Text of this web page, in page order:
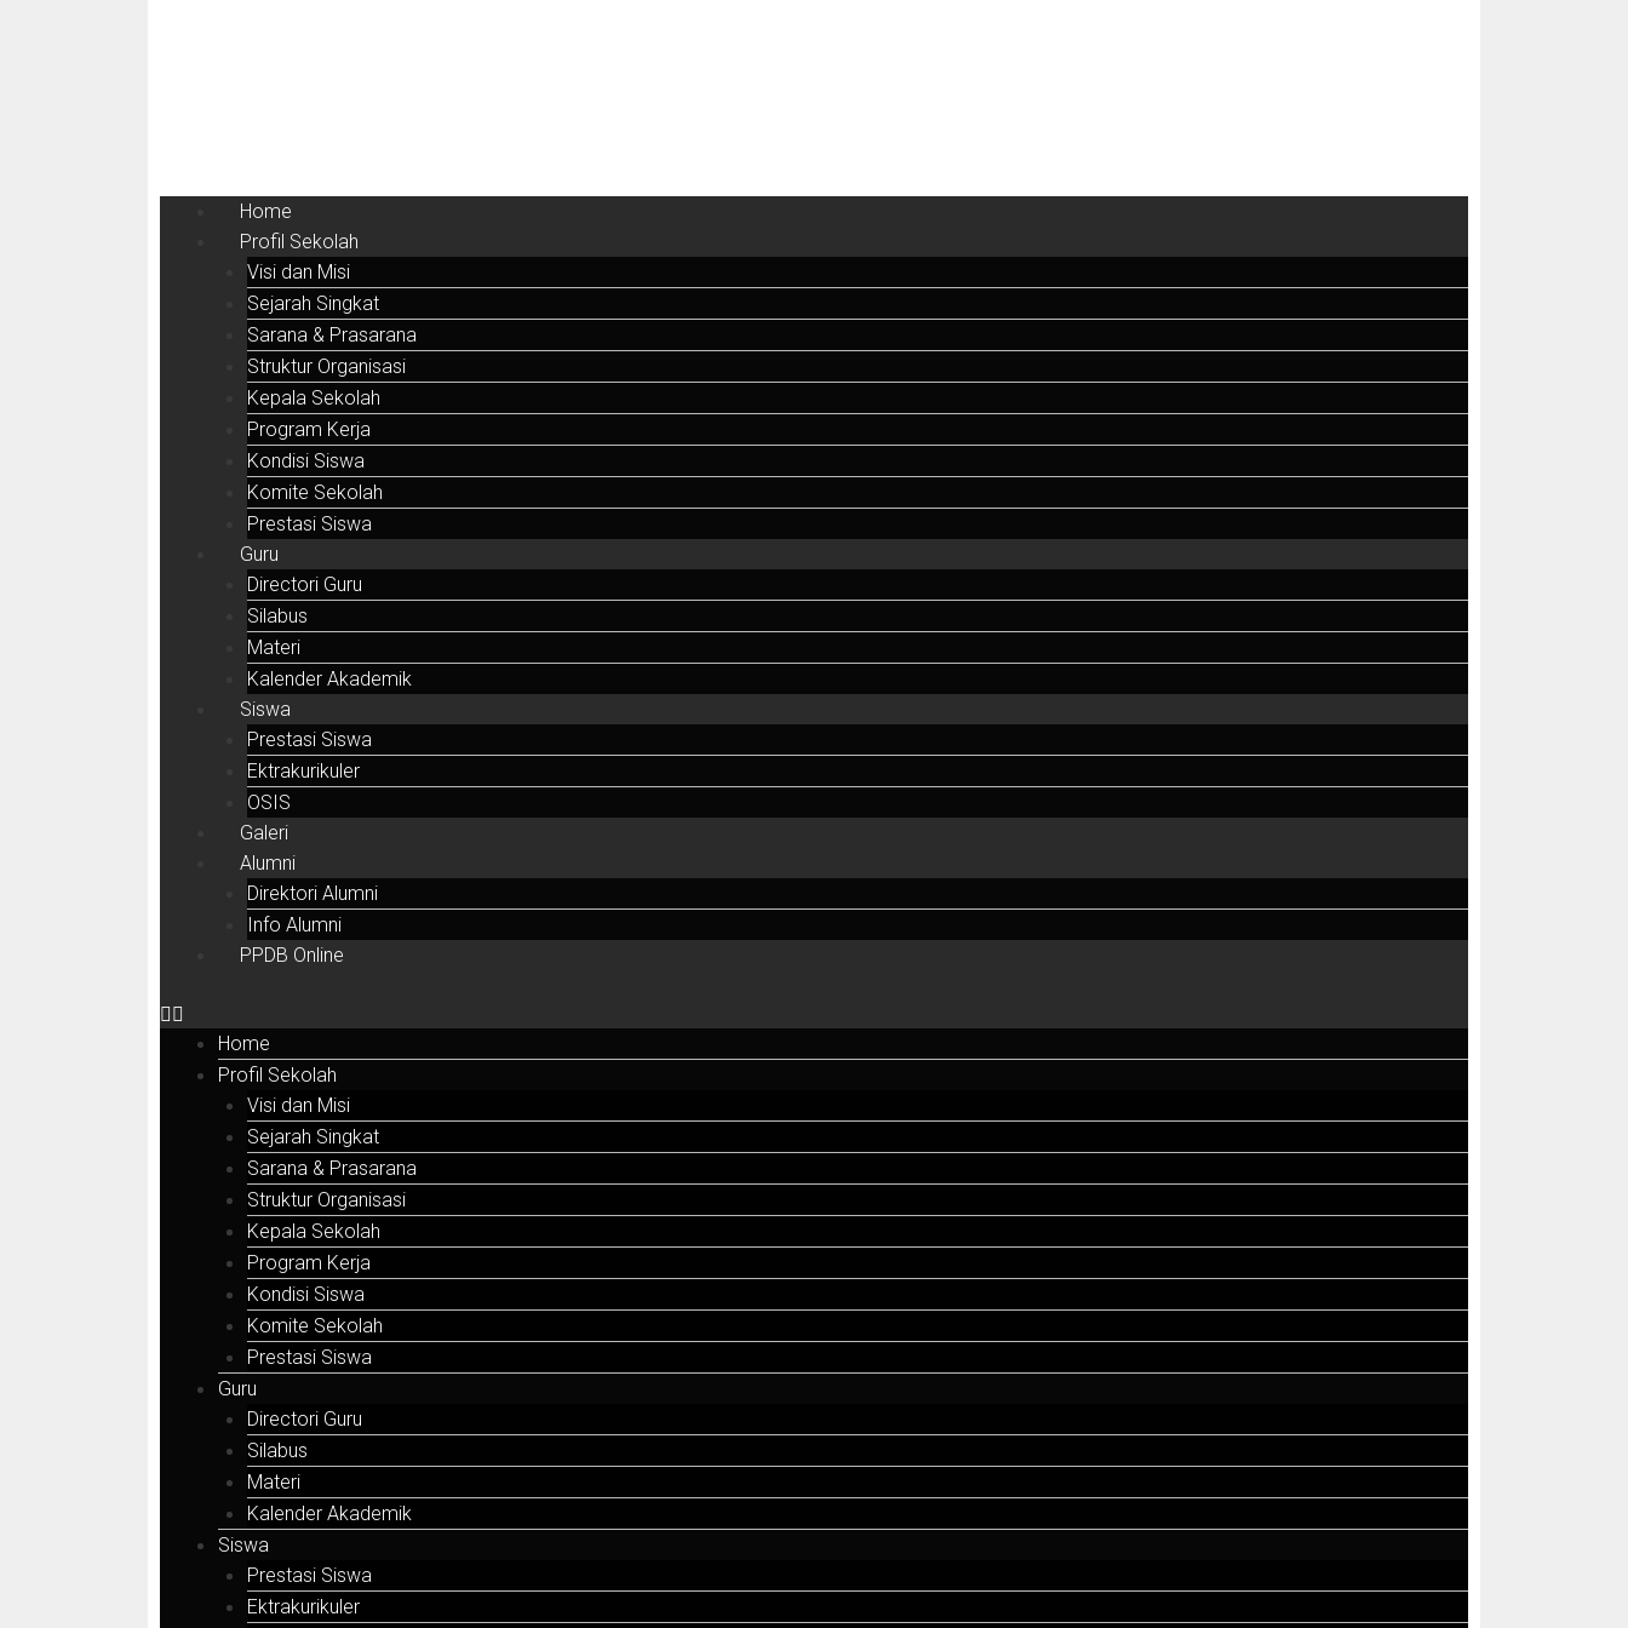
Home
Profil Sekolah
Visi dan Misi
Sejarah Singkat
Sarana & Prasarana
Struktur Organisasi
Kepala Sekolah
Program Kerja
Kondisi Siswa
Komite Sekolah
Prestasi Siswa
Guru
Directori Guru
Silabus
Materi
Kalender Akademik
Siswa
Prestasi Siswa
Ektrakurikuler
OSIS
Galeri
Alumni
Direktori Alumni
Info Alumni
PPDB Online
Home
Profil Sekolah
Visi dan Misi
Sejarah Singkat
Sarana & Prasarana
Struktur Organisasi
Kepala Sekolah
Program Kerja
Kondisi Siswa
Komite Sekolah
Prestasi Siswa
Guru
Directori Guru
Silabus
Materi
Kalender Akademik
Siswa
Prestasi Siswa
Ektrakurikuler